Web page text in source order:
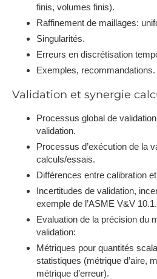
finis, volumes finis).
Raffinement de maillages:
Singularités.
Erreurs en discrétisation
Exemples, recommandations.
Validation et synergie
Processus global de
validation.
Processus d’exécution de la
calculs/essais.
Différences entre calibration
Incertitudes de validation,
exemple de l’ASME V&V 10.1.
Evaluation de la précision du
validation:
Métriques pour quantités
statistiques (métrique d’aire,
métrique d’erreur).